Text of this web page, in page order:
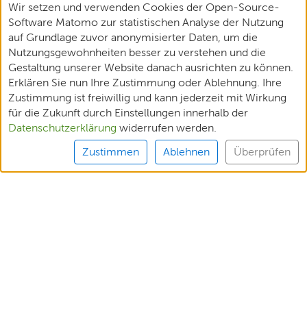
Wir setzen und verwenden Cookies der Open-Source-
Software Matomo zur statistischen Analyse der Nutzung
auf Grundlage zuvor anonymisierter Daten, um die
Nutzungsgewohnheiten besser zu verstehen und die
Gestaltung unserer Website danach ausrichten zu können.
Erklären Sie nun Ihre Zustimmung oder Ablehnung. Ihre
Zustimmung ist freiwillig und kann jederzeit mit Wirkung
für die Zukunft durch Einstellungen innerhalb der
Datenschutzerklärung widerrufen werden.
Zustimmen Ablehnen Überprüfen